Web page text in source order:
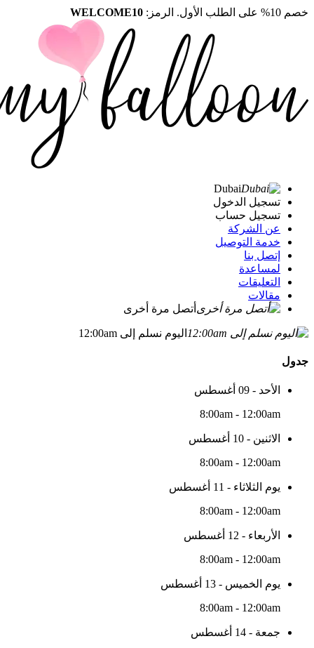
خصم 10% على الطلب الأول. الرمز: WELCOME10
Dubai
تسجيل الدخول
تسجيل حساب
عن الشركة
خدمة التوصيل
إتصل بنا
لمساعدة
التعليقات
مقالات
أتصل مرة أخرى
اليوم نسلم إلى 12:00am
جدول
الأحد - 09 أغسطس
8:00am - 12:00am
الاثنين - 10 أغسطس
8:00am - 12:00am
يوم الثلاثاء - 11 أغسطس
8:00am - 12:00am
الأربعاء - 12 أغسطس
8:00am - 12:00am
يوم الخميس - 13 أغسطس
8:00am - 12:00am
جمعة - 14 أغسطس